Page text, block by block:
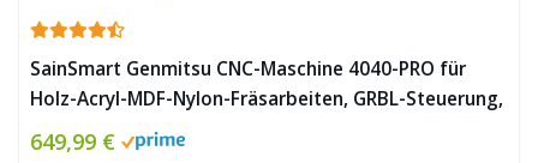
SainSmart Genmitsu CNC-Maschine 4040-PRO für
Holz-Acryl-MDF-Nylon-Fräsarbeiten, GRBL-Steuerung,
3-Achsen-CNC-Fräsmaschine, Arbeitsbereich 400 x
649,99 €